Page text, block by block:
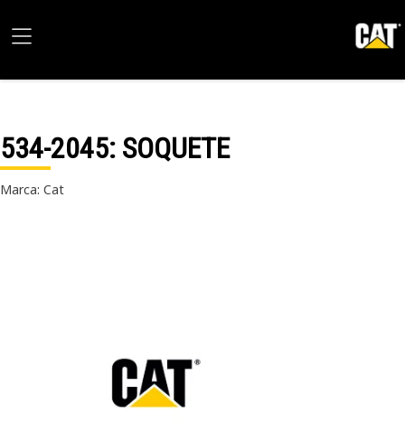
534-2045: SOQUETE
Marca: Cat